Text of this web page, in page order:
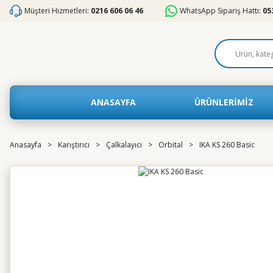
Müşteri Hizmetleri: 0216 606 06 46 WhatsApp Sipariş Hattı:
ANASAYFA ÜRÜNLERİMİZ
Anasayfa Karıştırıcı Çalkalayıcı Orbital IKA KS 260 Basic